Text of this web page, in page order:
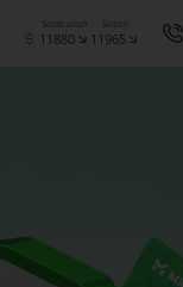
Sotib olish
11880
Sotish
11965